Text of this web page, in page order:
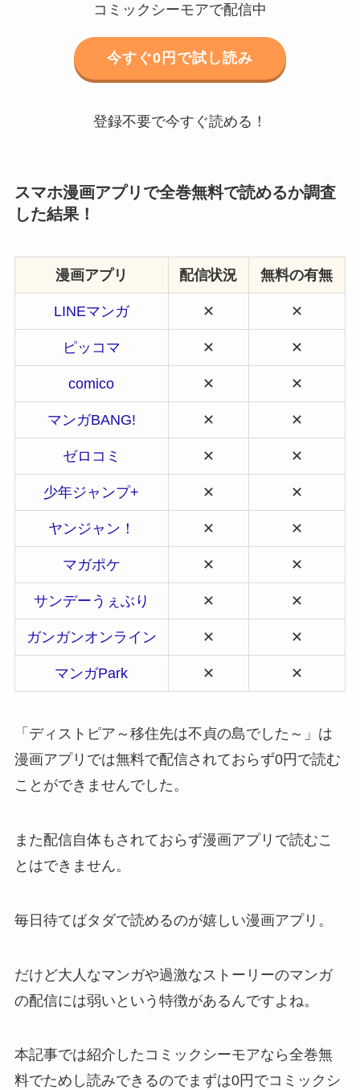
コミックシーモアで配信中
今すぐ0円で試し読み
登録不要で今すぐ読める！
スマホ漫画アプリで全巻無料で読めるか調査
した結果！
漫画アプリ 配信状況 無料の有無
LINEマンガ ✕ ✕
ピッコマ ✕ ✕
comico ✕ ✕
マンガBANG! ✕ ✕
ゼロコミ ✕ ✕
少年ジャンプ+ ✕ ✕
ヤンジャン！ ✕ ✕
マガポケ ✕ ✕
サンデーうぇぶり ✕ ✕
ガンガンオンライン ✕ ✕
マンガPark ✕ ✕
「ディストピア～移住先は不貞の島でした～」は
漫画アプリでは無料で配信されておらず0円で読む
ことができませんでした。
また配信自体もされておらず漫画アプリで読むこ
とはできません。
毎日待てばタダで読めるのが嬉しい漫画アプリ。
だけど大人なマンガや過激なストーリーのマンガ
の配信には弱いという特徴があるんですよね。
本記事では紹介したコミックシーモアなら全巻無
料でためし読みできるのでまずは0円でコミックシ